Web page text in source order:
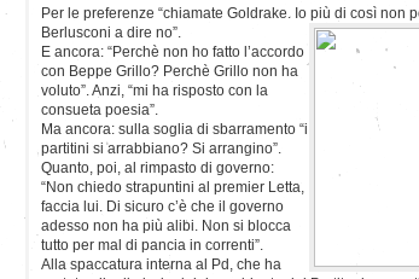
Per le preferenze “chiamate Goldrake. Io più di così non
Berlusconi a dire no”.
E ancora: “Perchè non ho fatto l’accordo
con Beppe Grillo? Perchè Grillo non ha
voluto”. Anzi, “mi ha risposto con la
consueta poesia”.
Ma ancora: sulla soglia di sbarramento “i
partitini si arrabbiano? Si arrangino”.
Quanto, poi, al rimpasto di governo:
“Non chiedo strapuntini al premier Letta,
faccia lui. Di sicuro c’è che il governo
adesso non ha più alibi. Non si blocca
tutto per mal di pancia in correnti”.
Alla spaccatura interna al Pd, che ha